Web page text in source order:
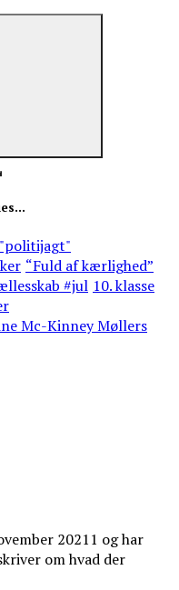
"politijagt"
“Fuld af kærlighed”
#jul 10. klasse
Mc-Kinney Møllers
20211 og har
om hvad der